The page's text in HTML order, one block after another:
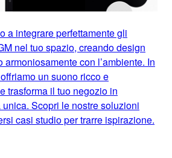
a integrare perfettamente gli
nel tuo spazio, creando design
armoniosamente con l’ambiente. In
un suono ricco e
trasforma il tuo negozio in
Scopri le nostre soluzioni
casi studio per trarre ispirazione.